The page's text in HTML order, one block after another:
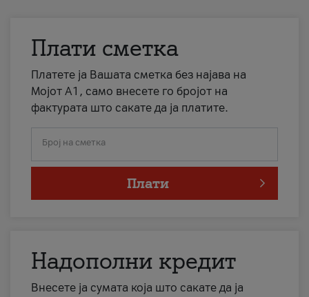
Плати сметка
Платете ја Вашата сметка без најава на
Мојот А1, само внесете го бројот на
фактурата што сакате да ја платите.
Број на сметка
Плати
Надополни кредит
Внесете ја сумата која што сакате да ја